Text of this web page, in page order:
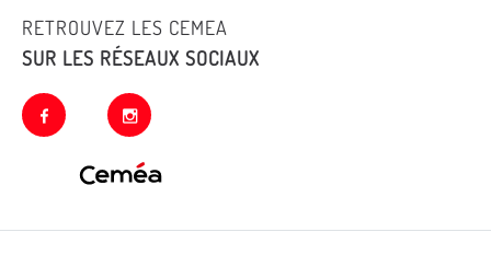
RETROUVEZ LES CEMEA
SUR LES RÉSEAUX SOCIAUX
facebook instagram